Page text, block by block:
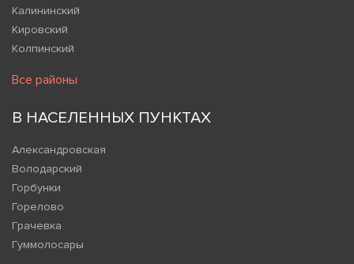
Калининский
Кировский
Колпинский
Все районы
В НАСЕЛЕННЫХ ПУНКТАХ
Александровская
Володарский
Горбунки
Горелово
Грачевка
Гуммолосары